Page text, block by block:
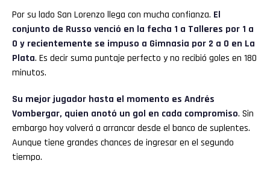
Por su lado San Lorenzo llega con mucha confianza. El
conjunto de Russo venció en la fecha 1 a Talleres por 1 a
0 y recientemente se impuso a Gimnasia por 2 a 0 en La
Plata. Es decir suma puntaje perfecto y no recibió goles en 180
minutos.
Su mejor jugador hasta el momento es Andrés
Vombergar, quien anotó un gol en cada compromiso. Sin
embargo hoy volverá a arrancar desde el banco de suplentes.
Aunque tiene grandes chances de ingresar en el segundo
tiempo.